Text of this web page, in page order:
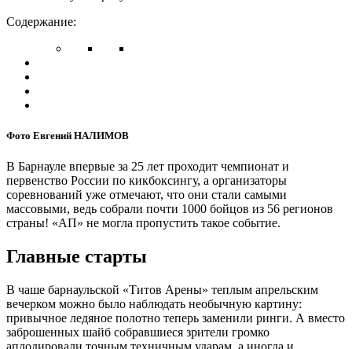
Содержание:
Фото Евгений НАЛИМОВ
В Барнауле впервые за 25 лет проходит чемпионат и
первенство России по кикбоксингу, а организаторы
соревнований уже отмечают, что они стали самыми
массовыми, ведь собрали почти 1000 бойцов из 56 регионов
страны! «АП» не могла пропустить такое событие.
Главные старты
В чаше барнаульской «Титов Арены» теплым апрельским
вечерком можно было наблюдать необычную картину:
привычное ледяное полотно теперь заменили ринги. А вместо
заброшенных шайб собравшиеся зрители громко
аплодировали точным техничным ударам, а иногда и